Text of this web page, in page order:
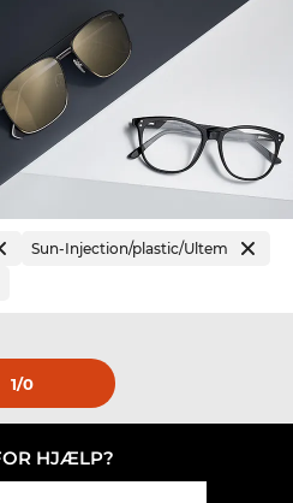
Sun-Injection/plastic/Ultem
1/0
HJÆLP?